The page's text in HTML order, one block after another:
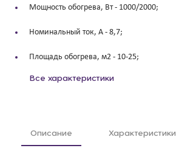
Мощность обогрева, Вт - 1000/2000;
Номинальный ток, А - 8,7;
Площадь обогрева, м2 - 10-25;
Все характеристики
Описание Характеристики